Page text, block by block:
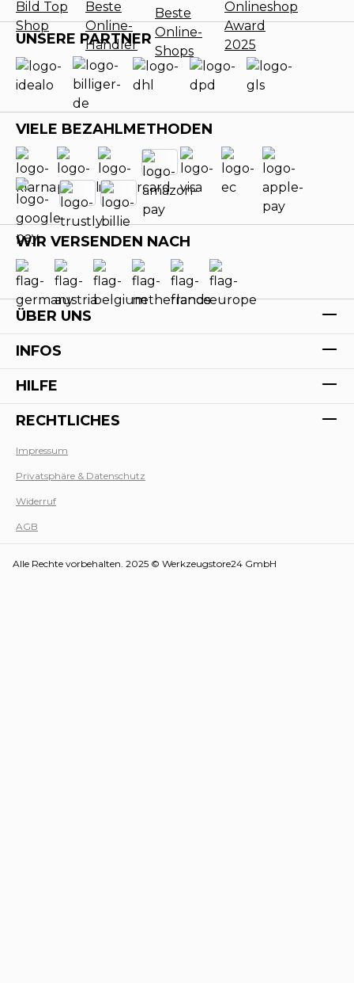
UNSERE PARTNER
VIELE BEZAHLMETHODEN
WIR VERSENDEN NACH
ÜBER UNS
INFOS
HILFE
RECHTLICHES
Impressum
Privatsphäre & Datenschutz
Widerruf
AGB
Alle Rechte vorbehalten. 2025 © Werkzeugstore24 GmbH